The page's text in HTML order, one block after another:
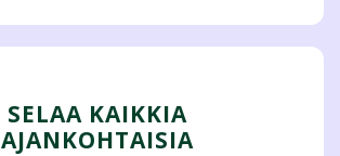
SELAA KAIKKIA
AJANKOHTAISIA